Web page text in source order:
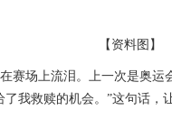
【资料图】
赛场上流泪。上一次是奥
我救赎的机会。”这句话，